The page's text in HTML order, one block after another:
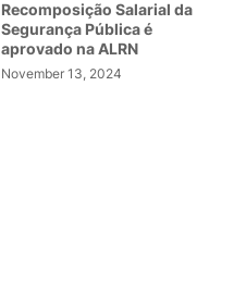
Recomposição Salarial da
Segurança Pública é
aprovado na ALRN
November 13, 2024